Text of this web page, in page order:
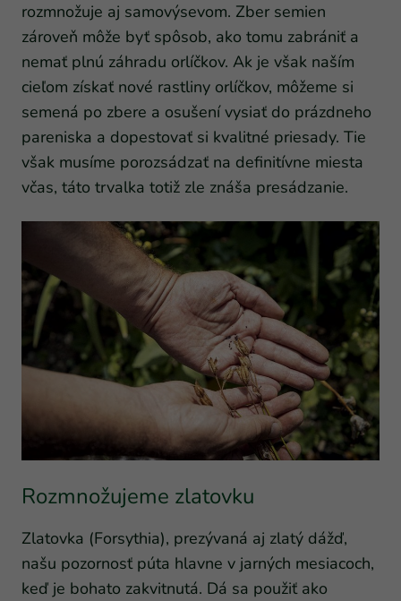
rozmnožuje aj samovýsevom. Zber semien
zároveň môže byť spôsob, ako tomu zabrániť a
nemať plnú záhradu orlíčkov. Ak je však naším
cieľom získať nové rastliny orlíčkov, môžeme si
semená po zbere a osušení vysiať do prázdneho
pareniska a dopestovať si kvalitné priesady. Tie
však musíme porozsádzať na definitívne miesta
včas, táto trvalka totiž zle znáša presádzanie.
Rozmnožujeme zlatovku
Zlatovka (Forsythia), prezývaná aj zlatý dážď,
našu pozornosť púta hlavne v jarných mesiacoch,
keď je bohato zakvitnutá. Dá sa použiť ako